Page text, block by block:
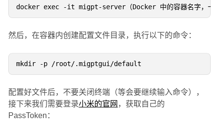
然后，在容器内创建配置文件目录，执行以下的命令：
配置好文件后，不要关闭终端（等会要继续输入命令），
接下来我们需要登录小米的官网 ，获取自己的
PassToken：